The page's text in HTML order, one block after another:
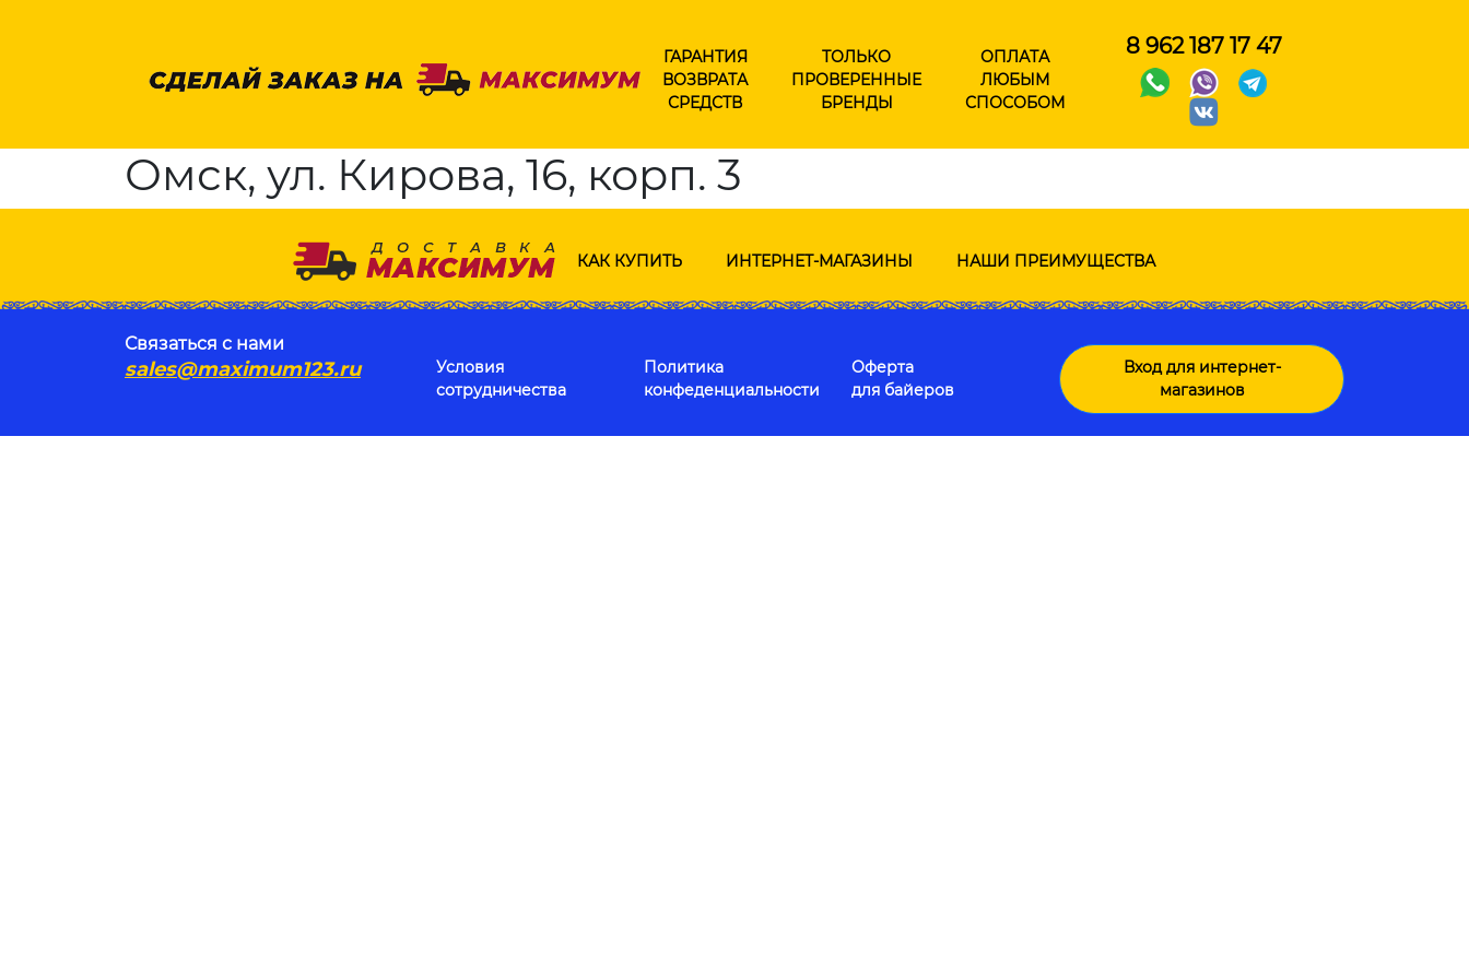
ГАРАНТИЯ
ВОЗВРАТА
СРЕДСТВ
ТОЛЬКО
ПРОВЕРЕННЫЕ
БРЕНДЫ
ОПЛАТА
ЛЮБЫМ
СПОСОБОМ
8 962 187 17 47
Омск, ул. Кирова, 16, корп. 3
КАК КУПИТЬ ИНТЕРНЕТ-МАГАЗИНЫ НАШИ ПРЕИМУЩЕСТВА
Связаться с нами
sales@maximum123.ru
Условия
сотрудничества
Политика
конфеденциальности
Оферта
для байеров
Вход для интернет-
магазинов